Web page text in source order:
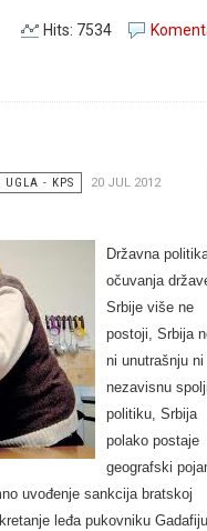
Hits: 7534
UGLA - KPS
20 JUL 2012
Državna
očuvanja
Srbije više ne
postoji, Srbija
ni unutrašnju ni
nezavisnu
politiku, Srbija
polako postaje
geografski
uvođenje sankcija bratskoj
leđa pukovniku Gadafiju.